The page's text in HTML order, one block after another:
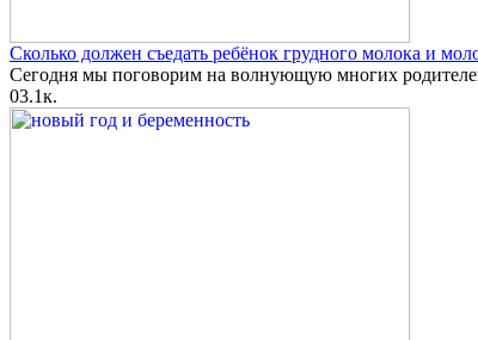
Сколько должен съедать ребёнок грудного молока и
Сегодня мы поговорим на волнующую многих
03.1к.